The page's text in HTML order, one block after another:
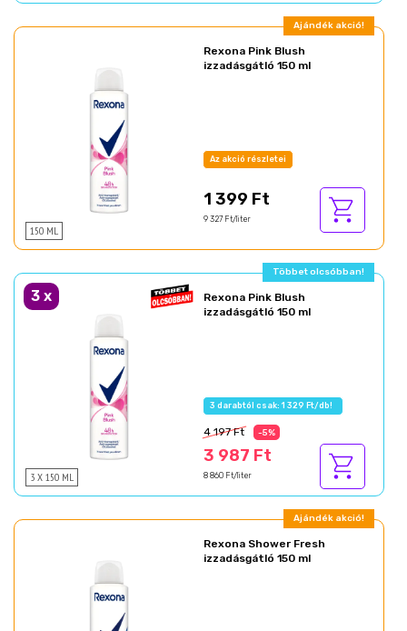
Ajándék akció!
150 ML
Rexona Pink Blush
izzadásgátló 150 ml
Az akció részletei
1 399 Ft
9 327 Ft/liter
Többet olcsóbban!
3 x
3 X 150 ML
Rexona Pink Blush
izzadásgátló 150 ml
3 darabtól csak: 1 329 Ft/db!
4 197 Ft -5%
3 987 Ft
8 860 Ft/liter
Ajándék akció!
Rexona Shower Fresh
izzadásgátló 150 ml